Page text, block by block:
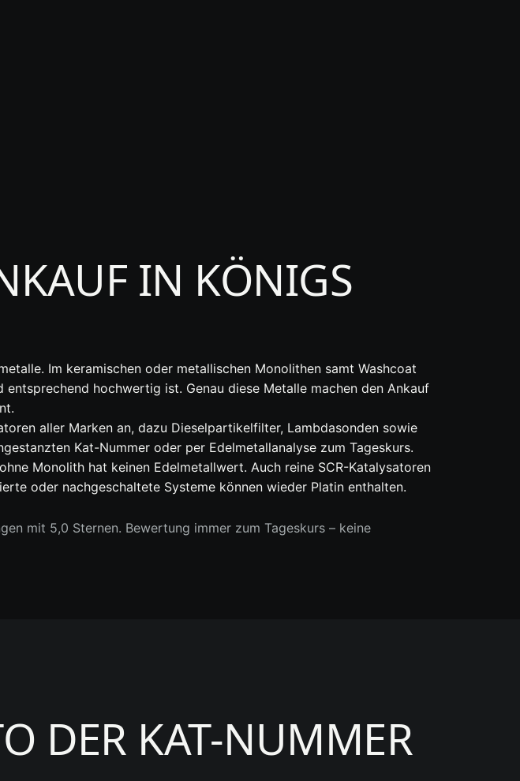
IN KÖNIGS
Im keramischen oder metallischen Monolithen samt Washcoat
entsprechend hochwertig ist. Genau diese Metalle machen den Ankauf
aller Marken an, dazu Dieselpartikelfilter, Lambdasonden sowie
Kat-Nummer oder per Edelmetallanalyse zum Tageskurs.
ohne Monolith hat keinen Edelmetallwert. Auch reine SCR-Katalysatoren
oder nachgeschaltete Systeme können wieder Platin enthalten.
mit 5,0 Sternen. Bewertung immer zum Tageskurs – keine
DER KAT-NUMMER